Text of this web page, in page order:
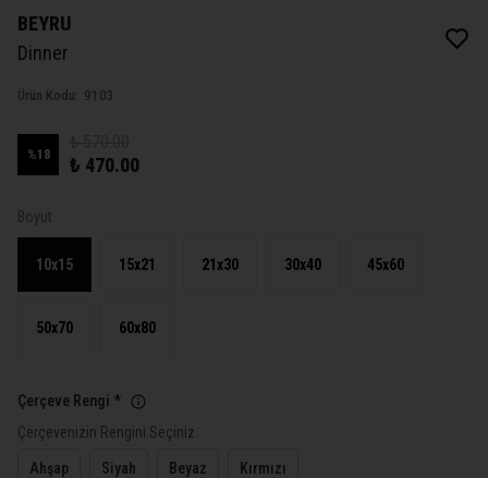
BEYRU
Dinner
Ürün Kodu: 9103
%18 ₺ 470.00
Boyut
10x15 15x21 21x30 30x40 45x60
50x70 60x80
Çerçeve Rengi *
Çerçevenizin Rengini Seçiniz.
Ahşap Siyah Beyaz Kırmızı